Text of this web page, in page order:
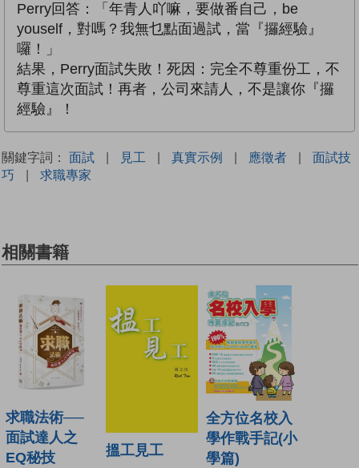
Perry回答：「年青人吖嘛，要做番自己，be
youself，對嗎？我無乜點面過試，當『攞經驗』
囉！」
結果，Perry面試失敗！死因：完全不尊重份工，不
尊重這次面試！再者，公司來請人，不是讓你『攞
經驗』！
關鍵字詞： 面試 | 見工 | 真實示例 | 應徵者 |
面試技
巧
| 求職專家
相關書籍
求職法術──
面試達人之
EQ秘技
搵工見工
全方位名校入
學作戰手記(小
學篇)